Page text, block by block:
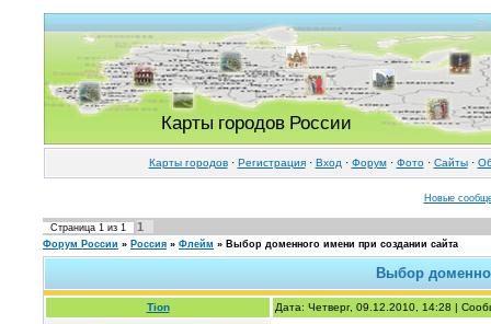
Карты городов России
Карты городов· Регистрация· Вход · Форум· Фото· Cайты·
Новые
Страница 1 из 1 1
Форум России » Россия » Флейм » Выбор доменного имени при создании сайта
Выбор
Tion Дата: Четверг, 09.12.2010, 14:28 |